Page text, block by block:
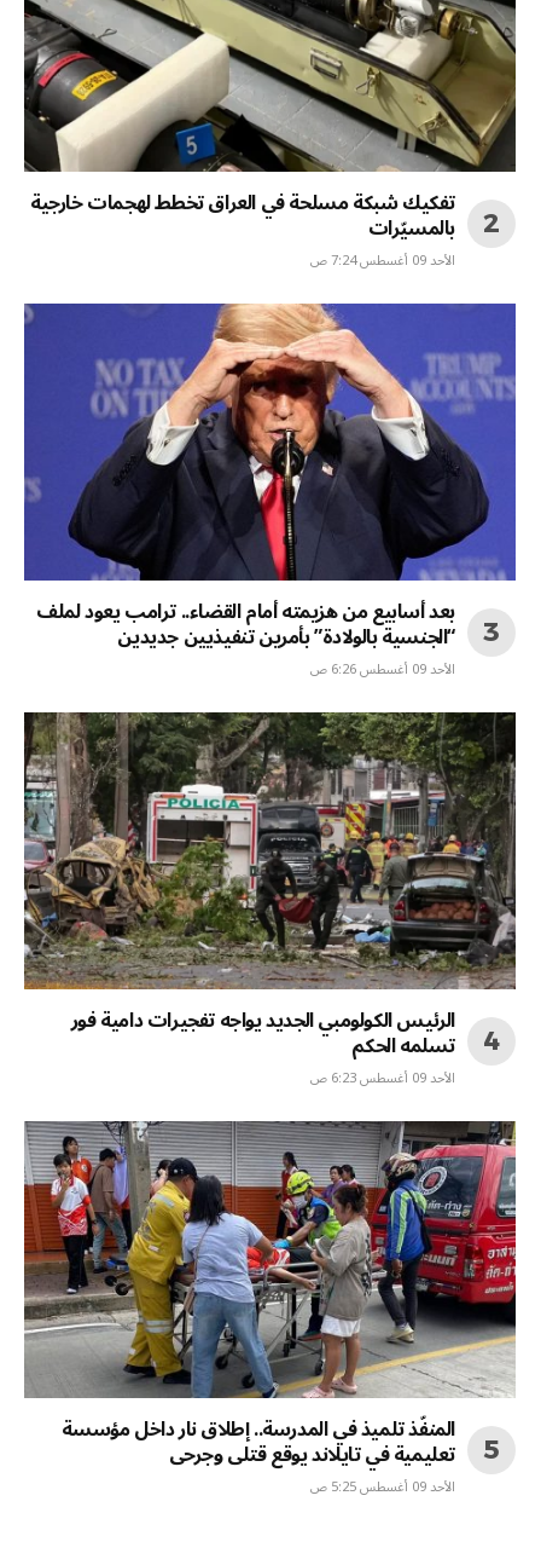
تفكيك شبكة مسلحة في العراق تخطط لهجمات خارجية
بالمسيّرات
الأحد 09 أغسطس 7:24 ص
بعد أسابيع من هزيمته أمام القضاء.. ترامب يعود لملف
“الجنسية بالولادة” بأمرين تنفيذيين جديدين
الأحد 09 أغسطس 6:26 ص
الرئيس الكولومبي الجديد يواجه تفجيرات دامية فور
تسلمه الحكم
الأحد 09 أغسطس 6:23 ص
المنفّذ تلميذ في المدرسة.. إطلاق نار داخل مؤسسة
تعليمية في تايلاند يوقع قتلى وجرحى
الأحد 09 أغسطس 5:25 ص